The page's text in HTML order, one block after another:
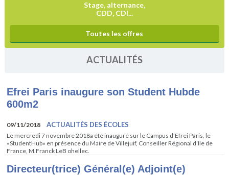
Stage, alternance,
CDD, CDI...
Toutes les offres
ACTUALITÉS
Efrei Paris inaugure son Student Hubde
600m2
09/11/2018 ACTUALITÉS DES ÉCOLES
Le mercredi 7 novembre 2018a été inauguré sur le Campus d’Efrei Paris, le
«StudentHub» en présence du Maire de Villejuif, Conseiller Régional d’Ile de
France, M.Franck LeB ohellec.
Directeur(trice) Général(e) Adjoint(e)